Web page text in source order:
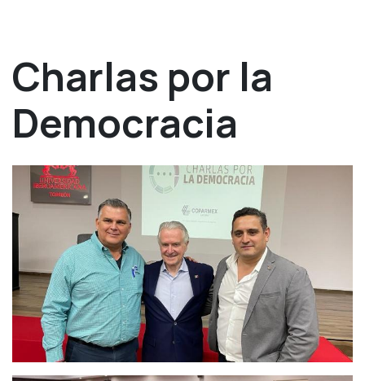
Charlas por la
Democracia